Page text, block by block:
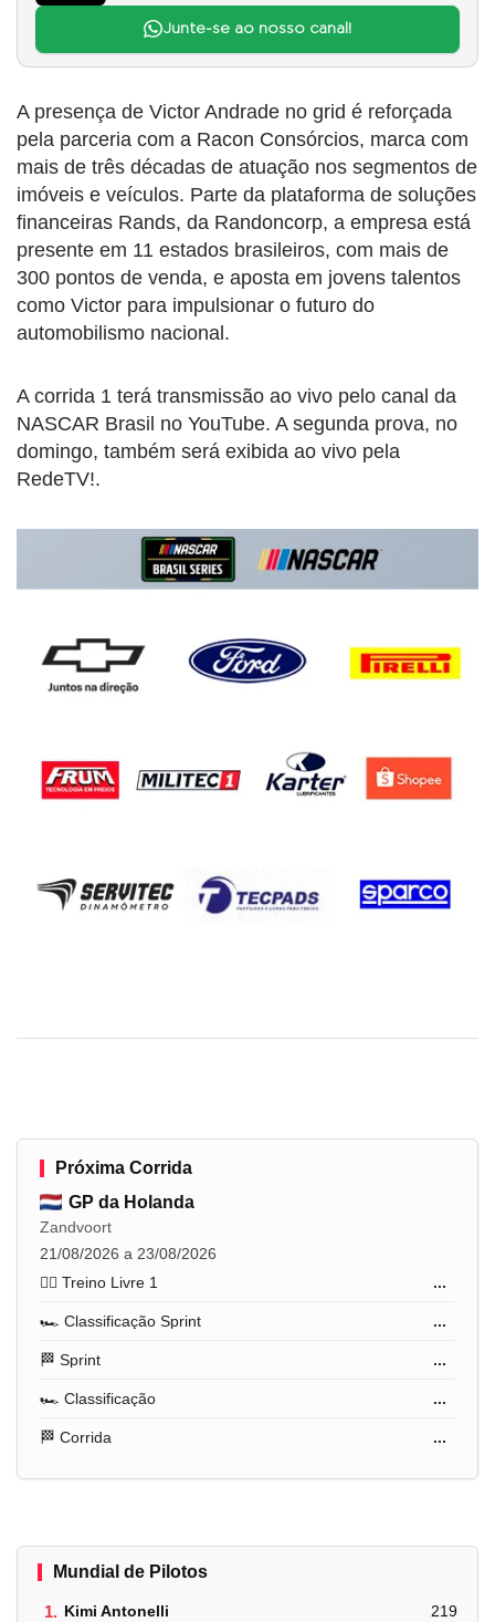
Junte-se ao nosso canal!
A presença de Victor Andrade no grid é reforçada
pela parceria com a Racon Consórcios, marca com
mais de três décadas de atuação nos segmentos de
imóveis e veículos. Parte da plataforma de soluções
financeiras Rands, da Randoncorp, a empresa está
presente em 11 estados brasileiros, com mais de
300 pontos de venda, e aposta em jovens talentos
como Victor para impulsionar o futuro do
automobilismo nacional.
A corrida 1 terá transmissão ao vivo pelo canal da
NASCAR Brasil no YouTube. A segunda prova, no
domingo, também será exibida ao vivo pela
RedeTV!.
Próxima Corrida
GP da Holanda
Zandvoort
21/08/2026 a 23/08/2026
🏋️‍♂️ Treino Livre 1
...
🏎️ Classificação Sprint ...
🏁 Sprint ...
🏎️ Classificação ...
🏁 Corrida ...
Mundial de Pilotos
1. Kimi Antonelli 219